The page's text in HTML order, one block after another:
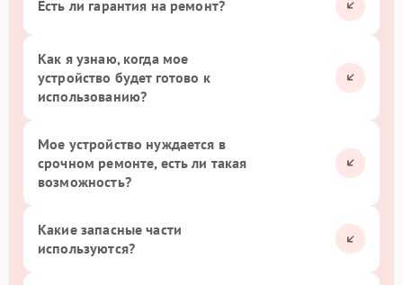
Есть ли гарантия на ремонт?
Как я узнаю, когда мое
устройство будет готово к
использованию?
Мое устройство нуждается в
срочном ремонте, есть ли такая
возможность?
Какие запасные части
используются?